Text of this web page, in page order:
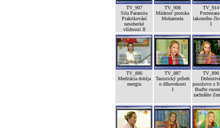
TV_907
Sila Paramita
Praktikování
nesobecké
vlídnosti II
TV_908
Múdrosť proroka
Mohameda
TV_914
lakomého
I
TV_886
Meditácia dobíja
energiu
TV_887
Taoistický príbeh
o dlhovekosti
I
TV_890
Dobrotivé
posolstvo z
Buďte
zachráňte